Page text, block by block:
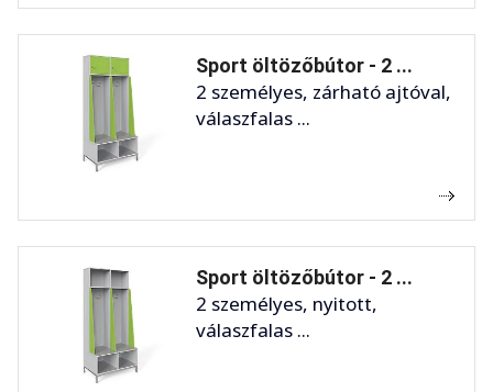
Sport öltözőbútor - 2 ...
2 személyes, zárható ajtóval,
válaszfalas ...
Sport öltözőbútor - 2 ...
2 személyes, nyitott,
válaszfalas ...